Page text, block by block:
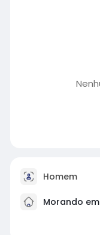
Homem
Morando em